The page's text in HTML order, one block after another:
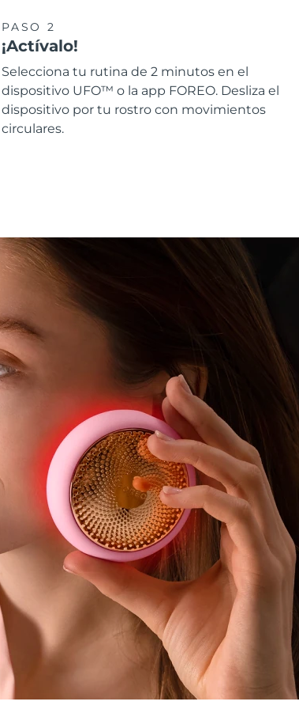
PASO 2
¡Actívalo!
Selecciona tu rutina de 2 minutos en el
dispositivo UFO™ o la app FOREO. Desliza el
dispositivo por tu rostro con movimientos
circulares.